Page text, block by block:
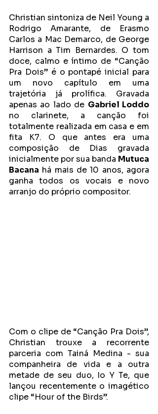
Christian sintoniza de Neil Young a
Rodrigo Amarante, de Erasmo
Carlos a Mac Demarco, de George
Harrison a Tim Bernardes. O tom
doce, calmo e íntimo de “Canção
Pra Dois” é o pontapé inicial para
um novo capítulo em uma
trajetória já prolífica. Gravada
apenas ao lado de Gabriel Loddo
no clarinete, a canção foi
totalmente realizada em casa e em
fita K7. O que antes era uma
composição de Dias gravada
inicialmente por sua banda Mutuca
Bacana há mais de 10 anos, agora
ganha todos os vocais e novo
arranjo do próprio compositor.
Com o clipe de “Canção Pra Dois”,
Christian trouxe a recorrente
parceria com Tainá Medina - sua
companheira de vida e a outra
metade de seu duo, Io Y Te, que
lançou recentemente o imagético
clipe “Hour of the Birds”.